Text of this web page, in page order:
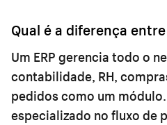
Qual é a diferença entre
Um ERP gerencia todo o
contabilidade, RH,
pedidos como um módulo.
especializado no fluxo de